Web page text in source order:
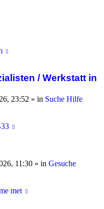
/ Werkstatt in
23:52 » in Suche Hilfe
11:30 » in Gesuche
met